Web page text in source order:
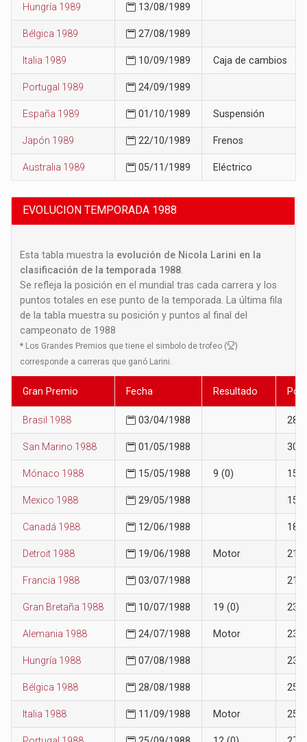
Hungría 1989 13/08/1989
Bélgica 1989 27/08/1989
Italia 1989 10/09/1989 Caja de cambios
Portugal 1989 24/09/1989
España 1989 01/10/1989 Suspensión
Japón 1989 22/10/1989 Frenos
Australia 1989 05/11/1989 Eléctrico
EVOLUCION TEMPORADA 1988
Esta tabla muestra la evolución de Nicola Larini en la
clasificación de la temporada 1988
Se refleja la posición en el mundial tras cada carrera y los
puntos totales en ese punto de la temporada. La última fila
de la tabla muestra su posición y puntos al final del
campeonato de 1988
* Los Grandes Premios que tiene el simbolo de trofeo (
)
corresponde a carreras que ganó Larini.
Gran Premio Fecha Resultado
Brasil 1988 03/04/1988 28
San Marino 1988 01/05/1988 30
Mónaco 1988 15/05/1988 9 (0) 15
Mexico 1988 29/05/1988 15
Canadá 1988 12/06/1988 18
Detroit 1988 19/06/1988 Motor 21
Francia 1988 03/07/1988 21
Gran Bretaña 1988 10/07/1988 19 (0) 23
Alemania 1988 24/07/1988 Motor 23
Hungría 1988 07/08/1988 23
Bélgica 1988 28/08/1988 25
Italia 1988 11/09/1988 Motor 25